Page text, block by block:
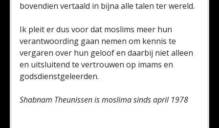
bovendien vertaald in bijna alle talen ter wereld.
Ik pleit er dus voor dat moslims meer hun
verantwoording gaan nemen om kennis te
vergaren over hun geloof en daarbij niet alleen
en uitsluitend te vertrouwen op imams en
godsdienstgeleerden.
Shabnam Theunissen is moslima sinds april 1978